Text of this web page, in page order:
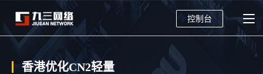
控制台
香港优化CN2轻量